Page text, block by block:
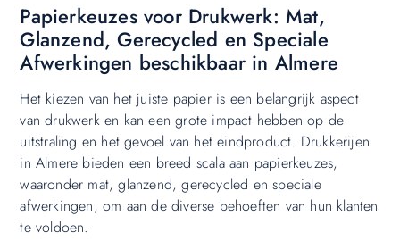
Papierkeuzes voor Drukwerk: Mat,
Glanzend, Gerecycled en Speciale
Afwerkingen beschikbaar in Almere
Het kiezen van het juiste papier is een belangrijk aspect
van drukwerk en kan een grote impact hebben op de
uitstraling en het gevoel van het eindproduct. Drukkerijen
in Almere bieden een breed scala aan papierkeuzes,
waaronder mat, glanzend, gerecycled en speciale
afwerkingen, om aan de diverse behoeften van hun klanten
te voldoen.